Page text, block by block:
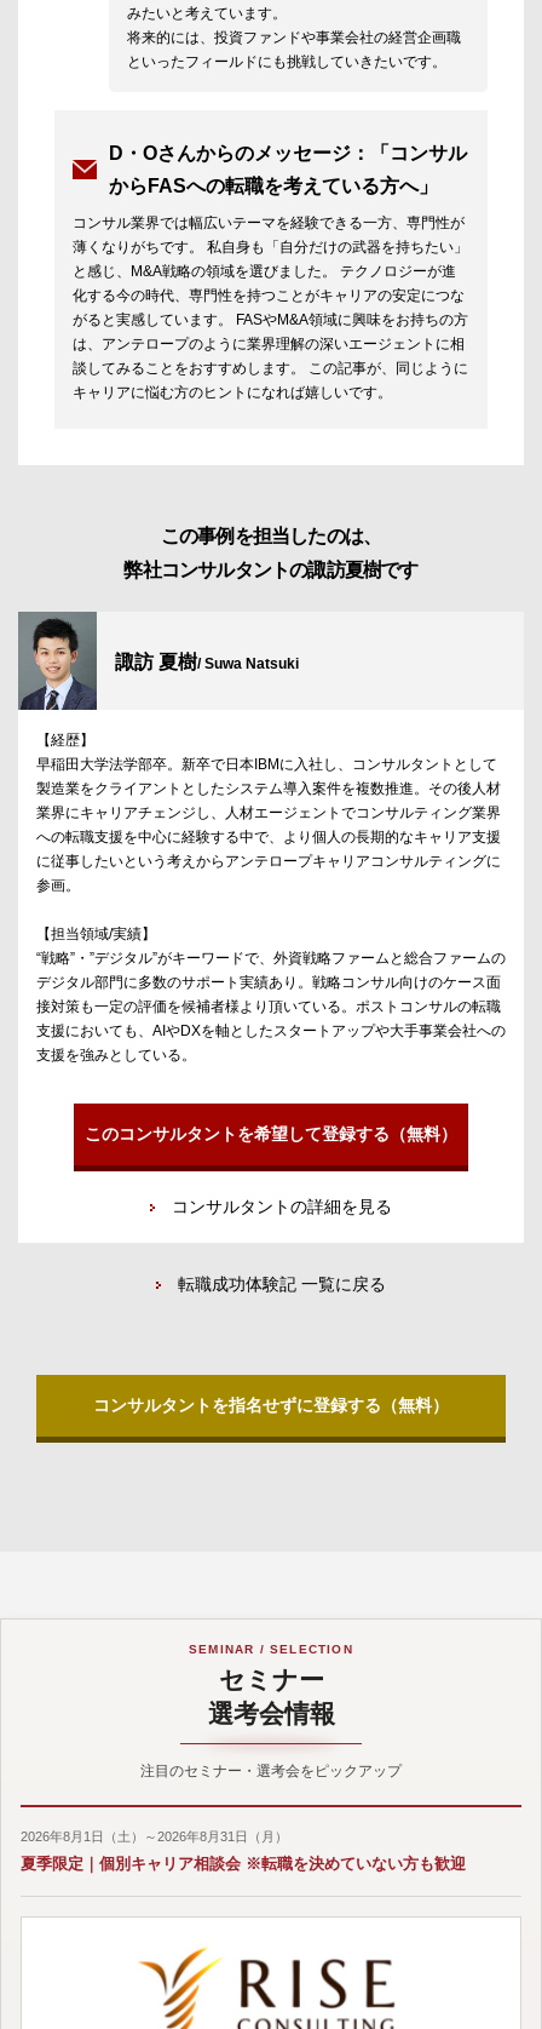
みたいと考えています。
将来的には、投資ファンドや事業会社の経営企画職
といったフィールドにも挑戦していきたいです。
D・Oさんからのメッセージ：「コンサル
からFASへの転職を考えている方へ」
コンサル業界では幅広いテーマを経験できる一方、専門性が
薄くなりがちです。 私自身も「自分だけの武器を持ちたい」
と感じ、M&A戦略の領域を選びました。 テクノロジーが進
化する今の時代、専門性を持つことがキャリアの安定につな
がると実感しています。 FASやM&A領域に興味をお持ちの方
は、アンテロープのように業界理解の深いエージェントに相
談してみることをおすすめします。 この記事が、同じように
キャリアに悩む方のヒントになれば嬉しいです。
この事例を担当したのは、
弊社コンサルタントの諏訪夏樹です
諏訪 夏樹/ Suwa Natsuki
【経歴】
早稲田大学法学部卒。新卒で日本IBMに入社し、コンサルタントとして
製造業をクライアントとしたシステム導入案件を複数推進。その後人材
業界にキャリアチェンジし、人材エージェントでコンサルティング業界
への転職支援を中心に経験する中で、より個人の長期的なキャリア支援
に従事したいという考えからアンテロープキャリアコンサルティングに
参画。
【担当領域/実績】
“戦略”・”デジタル”がキーワードで、外資戦略ファームと総合ファームの
デジタル部門に多数のサポート実績あり。戦略コンサル向けのケース面
接対策も一定の評価を候補者様より頂いている。ポストコンサルの転職
支援においても、AIやDXを軸としたスタートアップや大手事業会社への
支援を強みとしている。
このコンサルタントを希望して登録する（無料）
コンサルタントの詳細を見る
転職成功体験記 一覧に戻る
コンサルタントを指名せずに登録する（無料）
SEMINAR / SELECTION
セミナー
選考会情報
注目のセミナー・選考会をピックアップ
2026年8月1日（土）～2026年8月31日（月）
夏季限定｜個別キャリア相談会 ※転職を決めていない方も歓迎